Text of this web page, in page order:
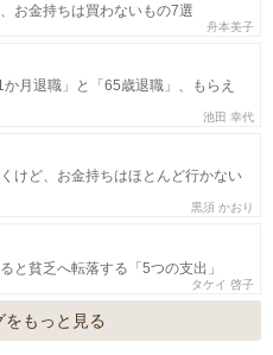
お金持ちは買わないもの7選
舟本美子
月退職」と「65歳退職」、もらえ
池田 幸代
けど、お金持ちはほとんど行かない
黒須 かおり
と貧乏へ転落する「5つの支出」
タケイ 啓子
をもっと見る